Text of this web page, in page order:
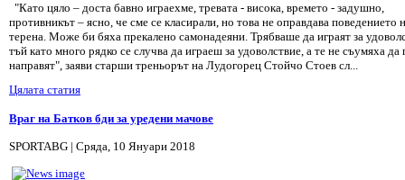
"Като цяло – доста бавно играехме, тревата - висока, времето - задушно,
противникът – ясно, че сме се класирали, но това не оправдава поведението
терена. Може би бяха прекалено самонадеяни. Трябваше да играят за
тъй като много рядко се случва да играеш за удоволствие, а те не съумяха да
направят", заяви старши треньорът на Лудогорец Стойчо Стоев сл...
Цялата статия
Враг на Батков бди за уредени мачове
SPORTABG | Сряда, 10 Януари 2018